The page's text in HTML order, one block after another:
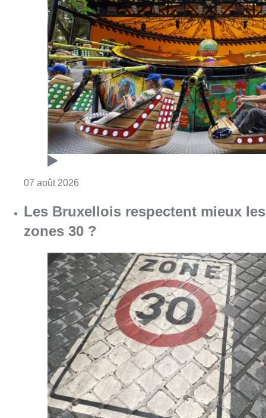
07 août 2026
Les Bruxellois respectent mieux les
zones 30 ?